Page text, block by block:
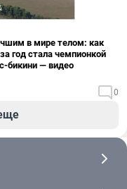
в мире телом: как
год стала чемпионкой
бикини — видео
0